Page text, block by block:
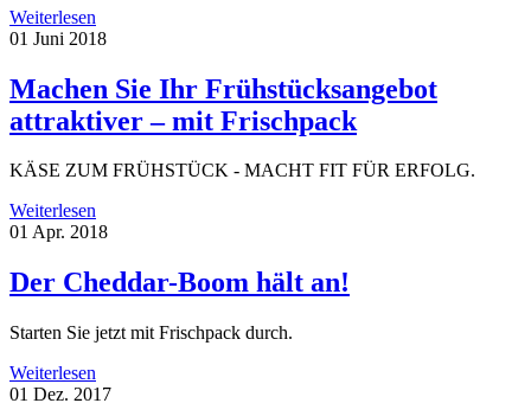
Weiterlesen
01 Juni 2018
Machen Sie Ihr Frühstücksangebot
attraktiver – mit Frischpack
KÄSE ZUM FRÜHSTÜCK - MACHT FIT FÜR ERFOLG.
Weiterlesen
01 Apr. 2018
Der Cheddar-Boom hält an!
Starten Sie jetzt mit Frischpack durch.
Weiterlesen
01 Dez. 2017